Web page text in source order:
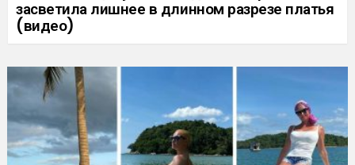
засветила лишнее в длинном разрезе платья
(видео)